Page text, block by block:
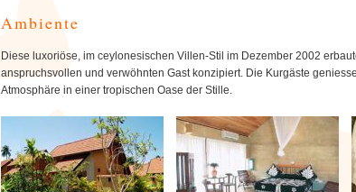
Ambiente
Diese luxoriöse, im ceylonesischen Villen-Stil im Dezember 2002
anspruchsvollen und verwöhnten Gast konzipiert. Die Kurgäste
Atmosphäre in einer tropischen Oase der Stille.